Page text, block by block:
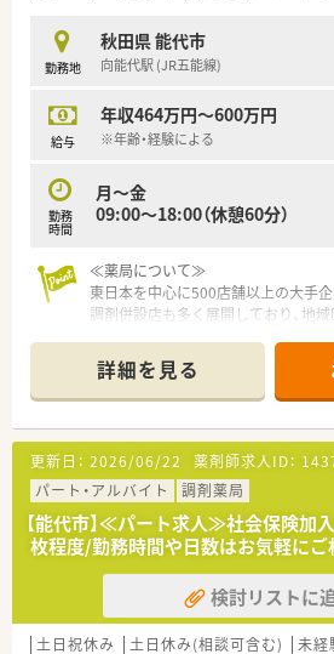
■安定した大手企業で腰を据え、充
して長く働きたい方です。
■将来的に店舗運営や本部業務、独立
【こんな方が活躍中】
子育てと両立しています。
■若手でも意欲があれば活躍のチャン
ップを実現しています。
性を発揮している方もいます。
勤務地
秋田県 能代市
向能代駅 (JR五能線)
給与
年収464万円～600万円
※年齢・経験による
勤務
時間
月～金
09:00～18:00（休憩60分）
≪薬局について≫
東日本を中心に500店舗以上の大手企
調剤併設店も多く展開しており、地域
詳細を見る
更新日： 2026/06/22 薬剤師求人ID：
パート・アルバイト
調剤薬局
【能代市】≪パート求人≫社会保険加
枚程度/勤務時間や日数はお気軽にご
検討リストに
土日祝休み 土日休み(相談可含む) 未経